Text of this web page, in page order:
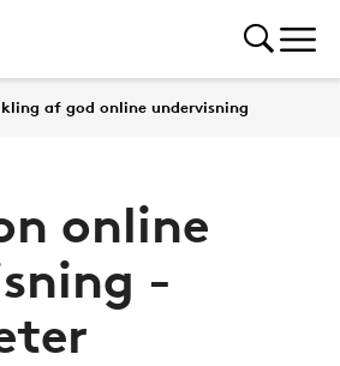
af god online undervisning
online
-